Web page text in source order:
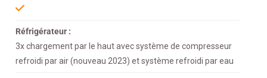
Réfrigérateur :
3x chargement par le haut avec système de compresseur
refroidi par air (nouveau 2023) et système refroidi par eau